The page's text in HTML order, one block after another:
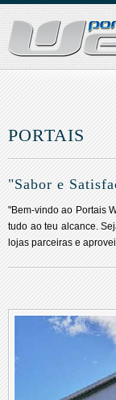
PORTAIS
"Sabor e
"Bem-vindo ao Portais
tudo ao teu alcance.
lojas parceiras e